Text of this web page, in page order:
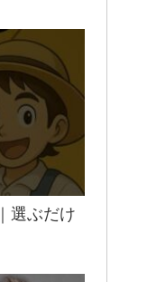
選ぶだけ